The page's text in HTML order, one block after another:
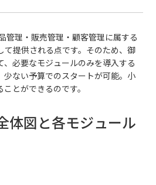
管理・販売管理・顧客管理に属する
て提供される点です。そのため、御
必要なモジュールのみを導入する
少ない予算でのスタートが可能。小
とができるのです。
体図と各モジュール